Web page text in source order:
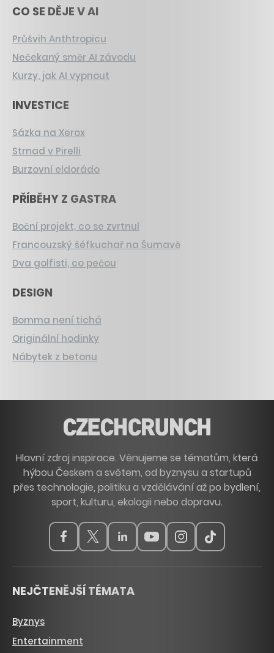
CO SE DĚJE V AI
Průšvih Anthtropicu
Nečekaný směr AI závodu
Kurzy, jak AI vypnout
INVESTICE
Sázka na Xerox
Strnad v Pirelli
Burzovní eldorádo
PŘÍBĚHY Z GASTRA
Boční projekt, co se zvrtnul
Francouzský šéfkuchař na Šumavě
Dva golfisti, co pečou
DESIGN
Bomma není tichá
Originální hodinky
Nábytek z betonu
Hlavní zdroj inspirace. Věnujeme se tématům, která
hýbou Českem a světem, od byznysu a startupů
přes technologie, politiku a vzdělávání až po bydlení,
sport, kulturu, ekologii nebo dopravu.
NEJČTENĚJŠÍ TÉMATA
Byznys
Entertainment